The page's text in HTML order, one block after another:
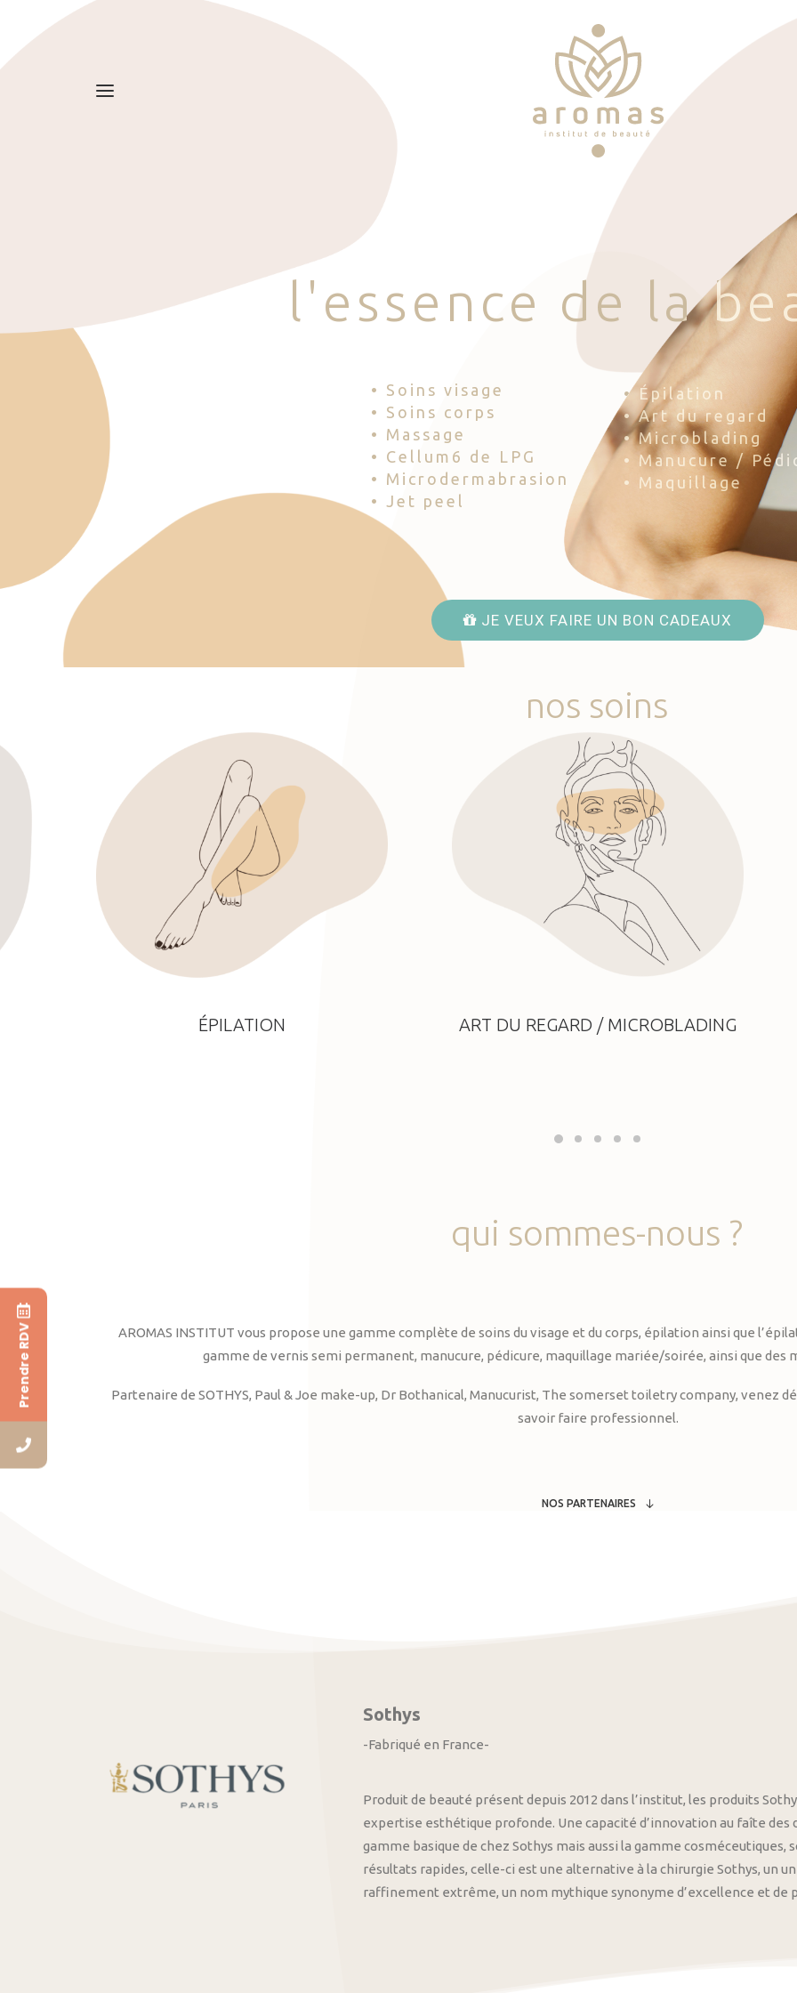
l 'esse nce d e la be
• Soins visage
• Soins corps
• Massage
• Cellum6 de LPG
• Microdermabrasion
• Jet peel
• Épilation
• Art du regard
• Microblading
• Manucure /
• Maquillage
JE VEUX FAIRE UN BON CADEAUX
nos soins
ÉPILATION ART DU REGARD / MICROBLADING
qui sommes-nous ?
AROMAS INSTITUT vous propose une gamme complète de soins du visage et du corps, épilation ainsi que
gamme de vernis semi permanent, manucure, pédicure, maquillage mariée/soirée, ainsi que des
Partenaire de SOTHYS, Paul & Joe make-up, Dr Bothanical, Manucurist, The somerset toiletry company, venez
savoir faire professionnel.
NOS PARTENAIRES
Sothys
-Fabriqué en France-
Produit de beauté présent depuis 2012 dans l’institut, les produits
expertise esthétique profonde. Une capacité d’innovation au faîte
gamme basique de chez Sothys mais aussi la gamme
résultats rapides, celle-ci est une alternative à la chirurgie Sothys, un
raffinement extrême, un nom mythique synonyme d’excellence et de
Prendre RDV